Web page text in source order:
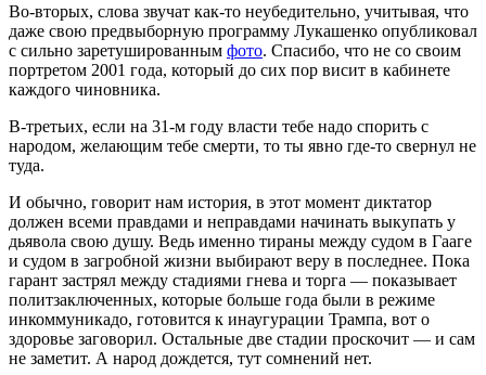
Во-вторых, слова звучат как-то неубедительно, учитывая, что
даже свою предвыборную программу Лукашенко опубликовал
с сильно заретушированным фото. Спасибо, что не со своим
портретом 2001 года, который до сих пор висит в кабинете
каждого чиновника.
В-третьих, если на 31-м году власти тебе надо спорить с
народом, желающим тебе смерти, то ты явно где-то свернул не
туда.
И обычно, говорит нам история, в этот момент диктатор
должен всеми правдами и неправдами начинать выкупать у
дьявола свою душу. Ведь именно тираны между судом в Гааге
и судом в загробной жизни выбирают веру в последнее. Пока
гарант застрял между стадиями гнева и торга — показывает
политзаключенных, которые больше года были в режиме
инкоммуникадо, готовится к инаугурации Трампа, вот о
здоровье заговорил. Остальные две стадии проскочит — и сам
не заметит. А народ дождется, тут сомнений нет.